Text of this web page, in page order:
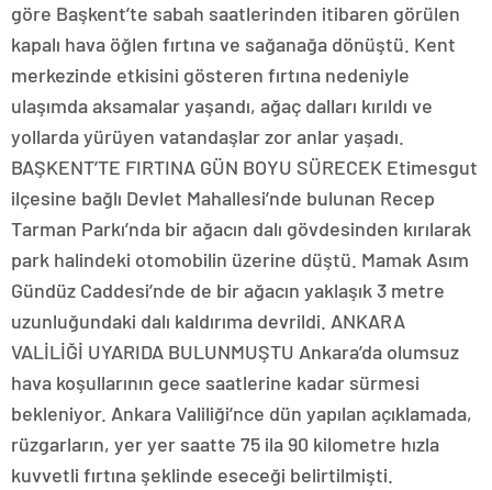
göre Başkent’te sabah saatlerinden itibaren görülen
kapalı hava öğlen fırtına ve sağanağa dönüştü. Kent
merkezinde etkisini gösteren fırtına nedeniyle
ulaşımda aksamalar yaşandı, ağaç dalları kırıldı ve
yollarda yürüyen vatandaşlar zor anlar yaşadı.
BAŞKENT’TE FIRTINA GÜN BOYU SÜRECEK Etimesgut
ilçesine bağlı Devlet Mahallesi’nde bulunan Recep
Tarman Parkı’nda bir ağacın dalı gövdesinden kırılarak
park halindeki otomobilin üzerine düştü. Mamak Asım
Gündüz Caddesi’nde de bir ağacın yaklaşık 3 metre
uzunluğundaki dalı kaldırıma devrildi. ANKARA
VALİLİĞİ UYARIDA BULUNMUŞTU Ankara’da olumsuz
hava koşullarının gece saatlerine kadar sürmesi
bekleniyor. Ankara Valiliği’nce dün yapılan açıklamada,
rüzgarların, yer yer saatte 75 ila 90 kilometre hızla
kuvvetli fırtına şeklinde eseceği belirtilmişti.